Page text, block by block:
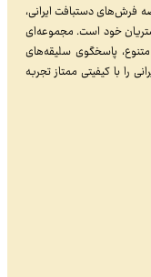
و عرضه فرش‌های دستبافت ایرانی،
خود است. مجموعه‌ای
پاسخگوی سلیقه‌های
را با کیفیتی ممتاز تجربه